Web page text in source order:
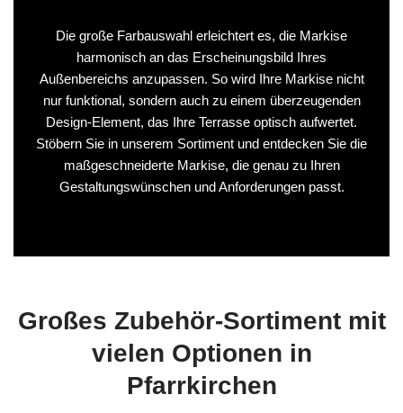
Die große Farbauswahl erleichtert es, die Markise
harmonisch an das Erscheinungsbild Ihres
Außenbereichs anzupassen. So wird Ihre Markise nicht
nur funktional, sondern auch zu einem überzeugenden
Design-Element, das Ihre Terrasse optisch aufwertet.
Stöbern Sie in unserem Sortiment und entdecken Sie die
maßgeschneiderte Markise, die genau zu Ihren
Gestaltungswünschen und Anforderungen passt.
Großes Zubehör-Sortiment mit
vielen Optionen in
Pfarrkirchen